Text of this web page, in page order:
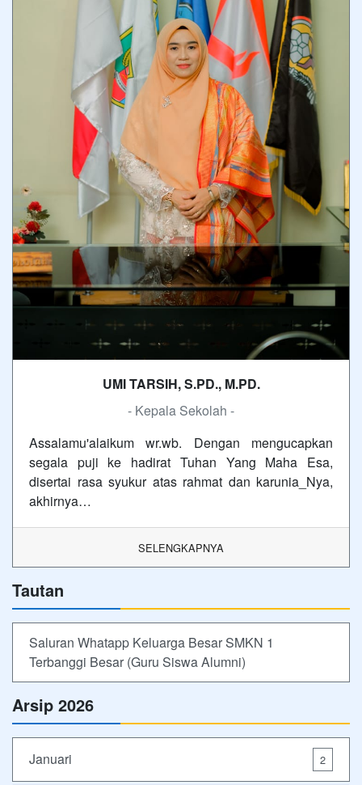
UMI TARSIH, S.PD., M.PD.
- Kepala Sekolah -
Assalamu'alaikum wr.wb. Dengan mengucapkan
segala puji ke hadirat Tuhan Yang Maha Esa,
disertai rasa syukur atas rahmat dan karunia_Nya,
akhirnya…
SELENGKAPNYA
Tautan
Saluran Whatapp Keluarga Besar SMKN 1
Terbanggi Besar (Guru Siswa Alumni)
Arsip 2026
Januari 2